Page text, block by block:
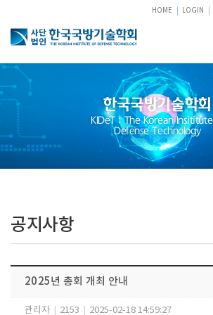
HOME LOGIN
한국국방기술학회
KIDeT : The Korean
Defense Technology
공지사항
2025년 총회 개최 안내
관리자 2153 2025-02-18 14:59:27